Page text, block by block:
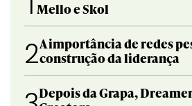
Mello e Skol
2A importância de redes
construção da liderança
Depois da Grapa,